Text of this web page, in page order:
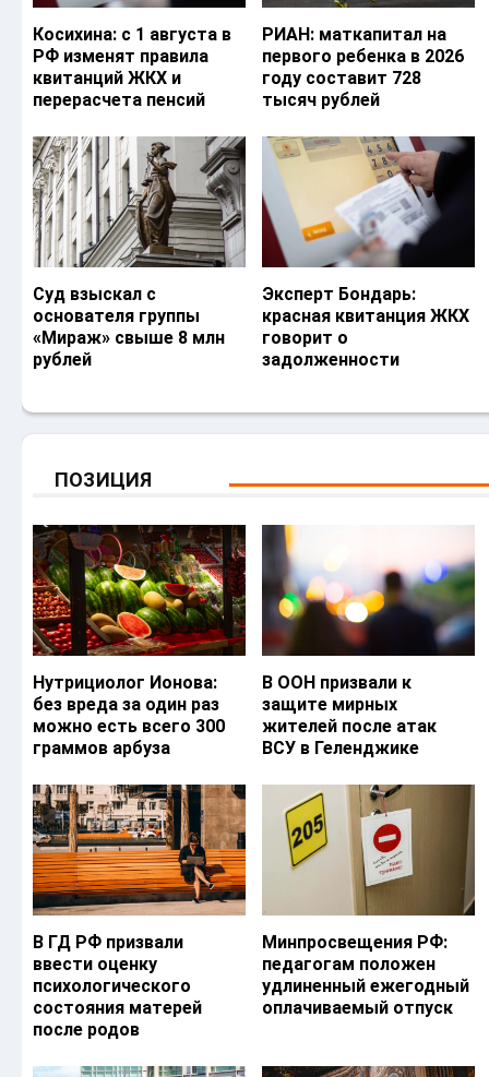
Косихина: с 1 августа в
РФ изменят правила
квитанций ЖКХ и
перерасчета пенсий
РИАН: маткапитал на
первого ребенка в 2026
году составит 728
тысяч рублей
Суд взыскал с
основателя группы
«Мираж» свыше 8 млн
рублей
Эксперт Бондарь:
красная квитанция ЖКХ
говорит о
задолженности
ПОЗИЦИЯ
Нутрициолог Ионова:
без вреда за один раз
можно есть всего 300
граммов арбуза
В ООН призвали к
защите мирных
жителей после атак
ВСУ в Геленджике
В ГД РФ призвали
ввести оценку
психологического
состояния матерей
после родов
Минпросвещения РФ:
педагогам положен
удлиненный ежегодный
оплачиваемый отпуск